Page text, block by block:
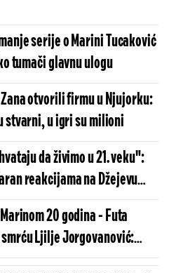
serije o Marini Tucaković
tumači glavnu ulogu
otvorili firmu u Njujorku:
stvarni, u igri su milioni
da živimo u 21. veku":
reakcijama na Džejevu
20 godina - Futa
Ljilje Jorgovanović:
gubitak"